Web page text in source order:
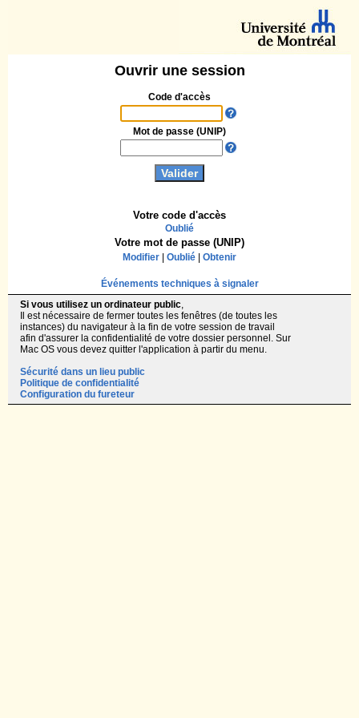
Ouvrir une session
Code d'accès
Votre code d'accès
Oublié
Mot de passe (UNIP)
Votre mot de passe (UNIP)
Modifier Oublié Obtenir
Événements techniques à signaler
Si vous utilisez un ordinateur public,
Il est nécessaire de fermer toutes les fenêtres (de toutes les
instances) du navigateur à la fin de votre session de travail
afin d'assurer la confidentialité de votre dossier personnel. Sur
Mac OS vous devez quitter l'application à partir du menu.
Sécurité dans un lieu public
Politique de confidentialité
Configuration du fureteur